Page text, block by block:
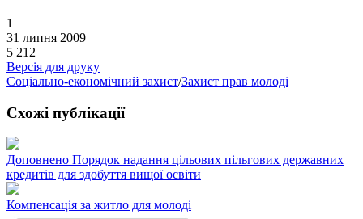
1
31 липня 2009
5 212
Версія для друку
Соціально-економічний захист/Захист прав молоді
Схожі публікації
Доповнено Порядок надання цільових пільгових державних
кредитів для здобуття вищої освіти
Компенсація за житло для молоді